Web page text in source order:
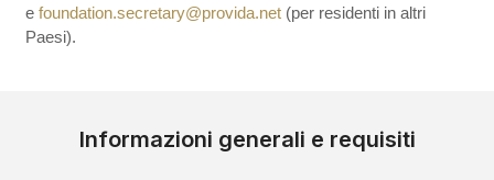
efoundation.secretary@provida.net (per residenti in altri
Paesi).
Informazioni generali e requisiti